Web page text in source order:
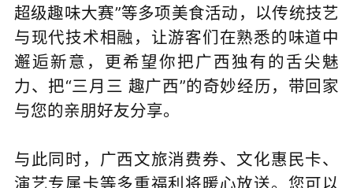
超级趣味大赛”等多项美食活动，以传统技艺
与现代技术相融，让游客们在熟悉的味道中
邂逅新意，更希望你把广西独有的舌尖魅
力、把“三月三 趣广西”的奇妙经历，带回家
与您的亲朋好友分享。
与此同时，广西文旅消费券、文化惠民卡、
演艺专属卡等多重福利将暖心放送。您可以